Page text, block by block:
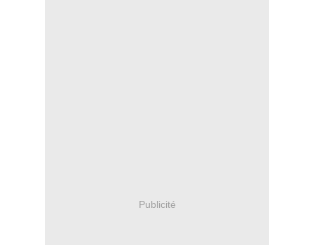
Publicité